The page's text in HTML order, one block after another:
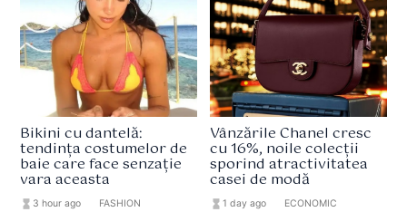
Bikini cu dantelă:
tendința costumelor de
baie care face senzație
vara aceasta
hourglass_full 3 hour ago FASHION
Vânzările Chanel cresc
cu 16%, noile colecții
sporind atractivitatea
casei de modă
hourglass_full 1 day ago ECONOMIC